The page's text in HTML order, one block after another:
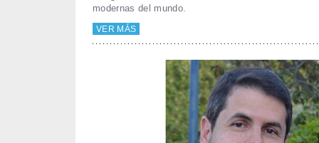
modernas del mundo.
VER MÁS